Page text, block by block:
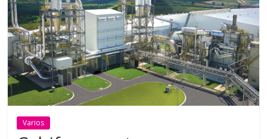
Varios